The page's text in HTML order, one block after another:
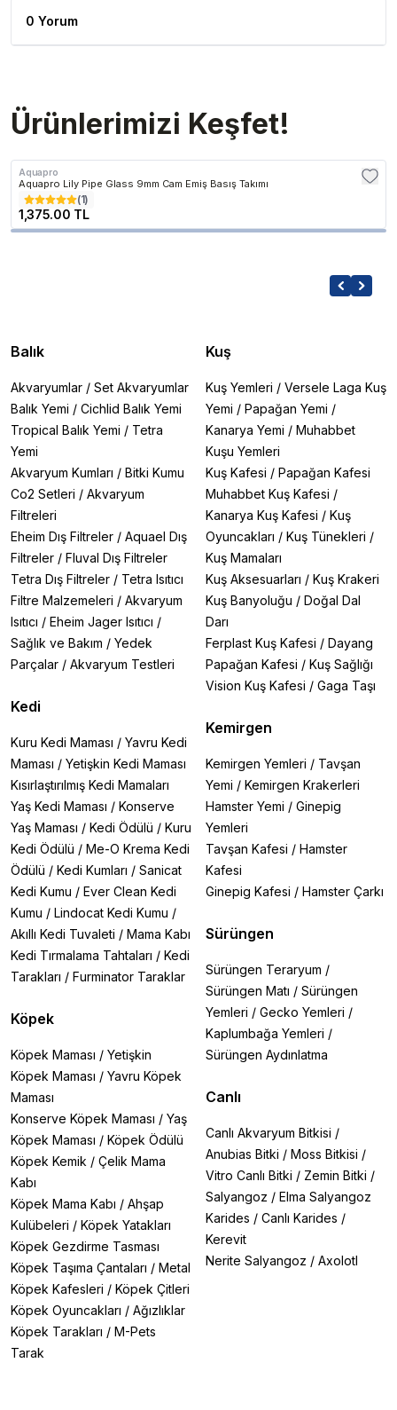
0 Yorum
Ürünlerimizi Keşfet!
Aquapro
Aquapro Lily Pipe Glass 9mm Cam Emiş Basış Takımı
(1)
1,375.00 TL
Balık
Akvaryumlar / Set Akvaryumlar
Balık Yemi / Cichlid Balık Yemi
Tropical Balık Yemi / Tetra
Yemi
Akvaryum Kumları / Bitki Kumu
Co2 Setleri / Akvaryum
Filtreleri
Eheim Dış Filtreler / Aquael Dış
Filtreler / Fluval Dış Filtreler
Tetra Dış Filtreler / Tetra Isıtıcı
Filtre Malzemeleri / Akvaryum
Isıtıcı / Eheim Jager Isıtıcı /
Sağlık ve Bakım / Yedek
Parçalar / Akvaryum Testleri
Kedi
Kuru Kedi Maması / Yavru Kedi
Maması / Yetişkin Kedi Maması
Kısırlaştırılmış Kedi Mamaları
Yaş Kedi Maması / Konserve
Yaş Maması / Kedi Ödülü / Kuru
Kedi Ödülü / Me-O Krema Kedi
Ödülü / Kedi Kumları / Sanicat
Kedi Kumu / Ever Clean Kedi
Kumu / Lindocat Kedi Kumu /
Akıllı Kedi Tuvaleti / Mama Kabı
Kedi Tırmalama Tahtaları / Kedi
Tarakları / Furminator Taraklar
Köpek
Köpek Maması / Yetişkin
Köpek Maması / Yavru Köpek
Maması
Konserve Köpek Maması / Yaş
Köpek Maması / Köpek Ödülü
Köpek Kemik / Çelik Mama
Kabı
Köpek Mama Kabı / Ahşap
Kulübeleri / Köpek Yatakları
Köpek Gezdirme Tasması
Köpek Taşıma Çantaları / Metal
Köpek Kafesleri / Köpek Çitleri
Köpek Oyuncakları / Ağızlıklar
Köpek Tarakları / M-Pets
Tarak
Kuş
Kuş Yemleri / Versele Laga Kuş
Yemi / Papağan Yemi /
Kanarya Yemi / Muhabbet
Kuşu Yemleri
Kuş Kafesi / Papağan Kafesi
Muhabbet Kuş Kafesi /
Kanarya Kuş Kafesi / Kuş
Oyuncakları / Kuş Tünekleri /
Kuş Mamaları
Kuş Aksesuarları / Kuş Krakeri
Kuş Banyoluğu / Doğal Dal
Darı
Ferplast Kuş Kafesi / Dayang
Papağan Kafesi / Kuş Sağlığı
Vision Kuş Kafesi / Gaga Taşı
Kemirgen
Kemirgen Yemleri / Tavşan
Yemi / Kemirgen Krakerleri
Hamster Yemi / Ginepig
Yemleri
Tavşan Kafesi / Hamster
Kafesi
Ginepig Kafesi / Hamster Çarkı
Sürüngen
Sürüngen Teraryum /
Sürüngen Matı / Sürüngen
Yemleri / Gecko Yemleri /
Kaplumbağa Yemleri /
Sürüngen Aydınlatma
Canlı
Canlı Akvaryum Bitkisi /
Anubias Bitki / Moss Bitkisi /
Vitro Canlı Bitki / Zemin Bitki /
Salyangoz / Elma Salyangoz
Karides / Canlı Karides /
Kerevit
Nerite Salyangoz / Axolotl